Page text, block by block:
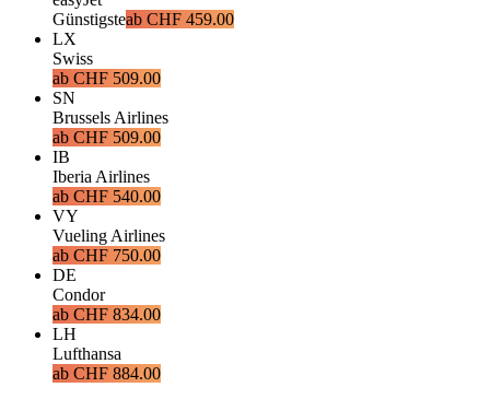
Günstigsteab CHF 459.00
LX
Swiss
ab CHF 509.00
SN
Brussels Airlines
ab CHF 509.00
IB
Iberia Airlines
ab CHF 540.00
VY
Vueling Airlines
ab CHF 750.00
DE
Condor
ab CHF 834.00
LH
Lufthansa
ab CHF 884.00